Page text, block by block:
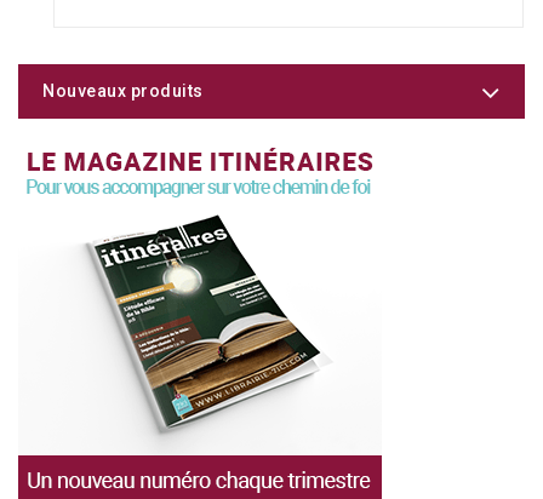
Nouveaux produits